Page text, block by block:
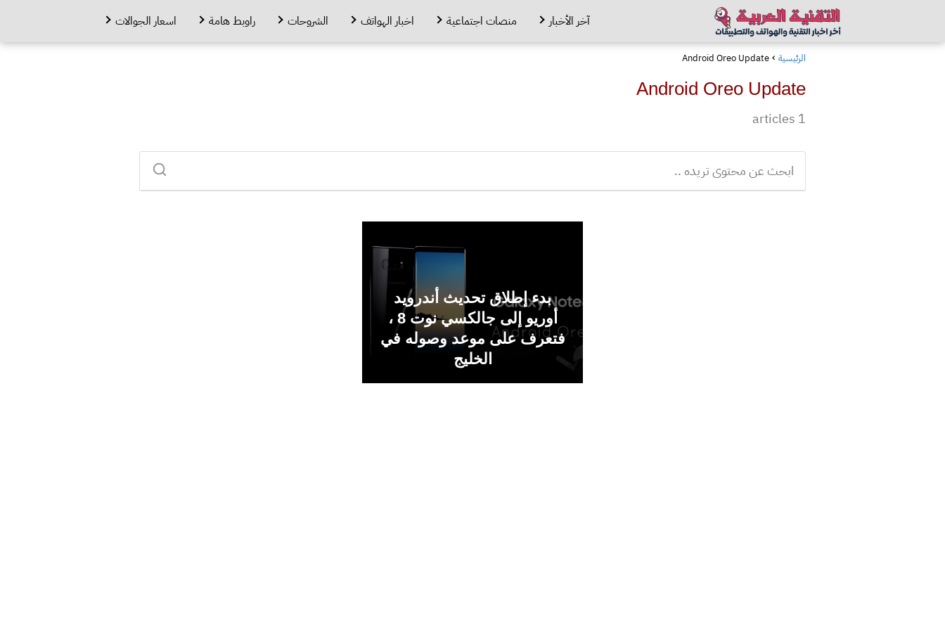
آخر الأخبار منصات اجتماعية اخبار الهواتف الشروحات راوبط هامة اسعار الجوالات
الرئيسية Android Oreo Update
Android Oreo Update
1 articles
بدء إطلاق تحديث أندرويد
أوريو إلى جالكسي نوت 8 ،
فتعرف على موعد وصوله في
الخليج